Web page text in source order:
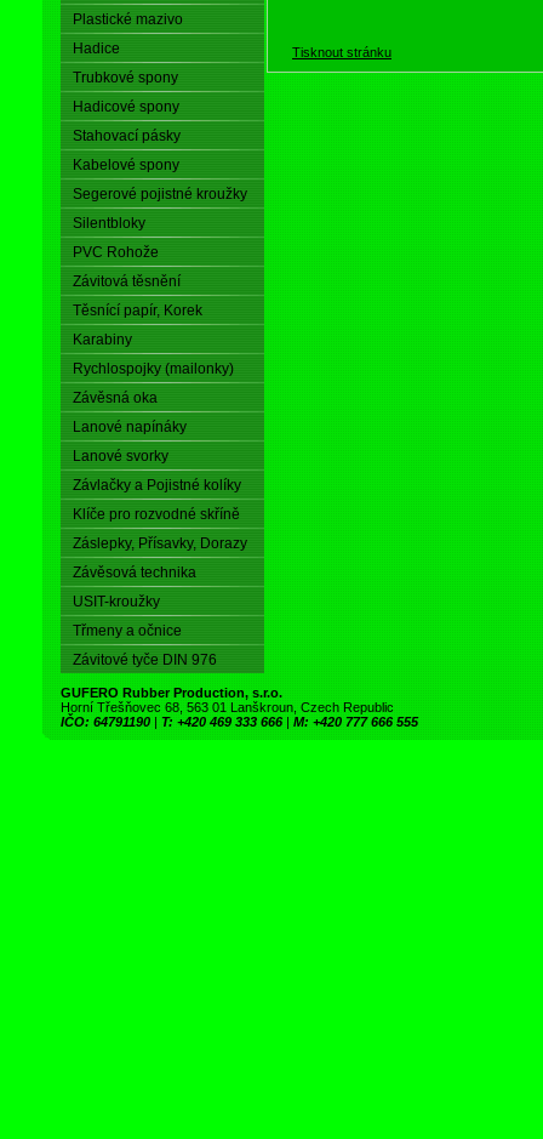
Plastické mazivo
Hadice
Trubkové spony
Hadicové spony
Stahovací pásky
Kabelové spony
Segerové pojistné kroužky
Silentbloky
PVC Rohože
Závitová těsnění
Těsnící papír, Korek
Karabiny
Rychlospojky (mailonky)
Závěsná oka
Lanové napínáky
Lanové svorky
Závlačky a Pojistné kolíky
Klíče pro rozvodné skříně
Záslepky, Přísavky, Dorazy
Závěsová technika
USIT-kroužky
Třmeny a očnice
Závitové tyče DIN 976
Tisknout stránku
GUFERO Rubber Production, s.r.o.
Horní Třešňovec 68, 563 01 Lanškroun, Czech Republic
IČO: 64791190 | T: +420 469 333 666 | M: +420 777 666 555